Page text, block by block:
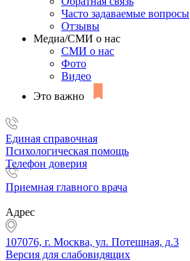
Часто задаваемые вопросы
Отзывы
Медиа/СМИ о нас
СМИ о нас
Фото
Видео
Это важно
Единая справочная
Психологическая помощь
Телефон доверия
Приемная главного врача
Адрес
107076, г. Москва, ул. Потешная, д.3
Версия для слабовидящих